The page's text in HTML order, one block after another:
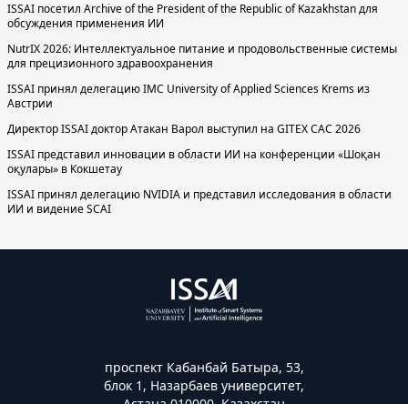
ISSAI посетил Archive of the President of the Republic of Kazakhstan для
обсуждения применения ИИ
NutrIX 2026: Интеллектуальное питание и продовольственные системы
для прецизионного здравоохранения
ISSAI принял делегацию IMC University of Applied Sciences Krems из
Австрии
Директор ISSAI доктор Атакан Варол выступил на GITEX CAC 2026
ISSAI представил инновации в области ИИ на конференции «Шоқан
оқулары» в Кокшетау
ISSAI принял делегацию NVIDIA и представил исследования в области
ИИ и видение SCAI
проспект Кабанбай Батыра, 53,
блок 1, Назарбаев университет,